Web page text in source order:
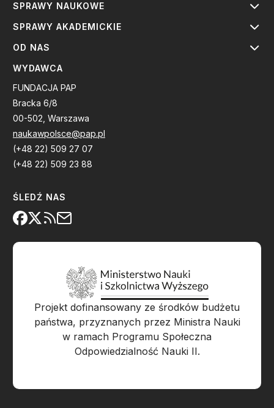
SPRAWY NAUKOWE
SPRAWY AKADEMICKIE
OD NAS
WYDAWCA
FUNDACJA PAP
Bracka 6/8
00-502, Warszawa
naukawpolsce@pap.pl
(+48 22) 509 27 07
(+48 22) 509 23 88
ŚLEDŹ NAS
Projekt dofinansowany ze środków budżetu
państwa, przyznanych przez Ministra Nauki
w ramach Programu Społeczna
Odpowiedzialność Nauki II.